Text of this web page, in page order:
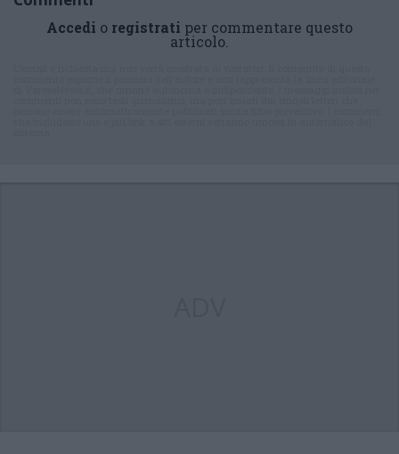
Accedi o registrati per commentare questo
articolo.